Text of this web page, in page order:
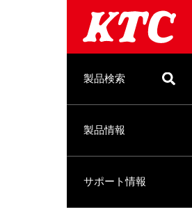
製品検索
製品情報
サポート情報